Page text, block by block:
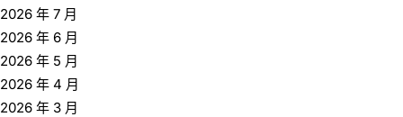
2026 年 7 月
2026 年 6 月
2026 年 5 月
2026 年 4 月
2026 年 3 月